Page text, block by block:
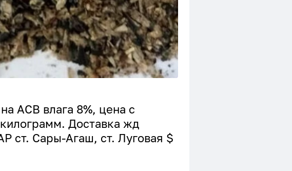
АСВ влага 8%, цена с
килограмм. Доставка жд
cт. Сары-Агаш, ст. Луговая $